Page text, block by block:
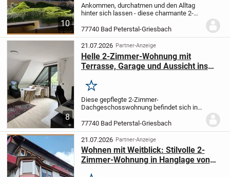
10
Ankommen, durchatmen und den Alltag
hinter sich lassen - diese charmante 2-
Aussichtslage von Bad Peterstal-
Griesbach vereint Wohnkomfort, Ruhe
und Natur auf ganz...
77740 Bad Peterstal-Griesbach
8
21.07.2026 Partner-Anzeige
Helle 2-Zimmer-Wohnung mit
Terrasse, Garage und Aussicht ins
Peterstal
Merken
Diese gepflegte 2-Zimmer-
Dachgeschosswohnung befindet sich in
16 Wohneinheiten in ruhiger Lage von Bad
Peterstal. Die Wohnung verfügt über ca.
67,97 m² Wohnfläche...
77740 Bad Peterstal-Griesbach
21.07.2026 Partner-Anzeige
Wohnen mit Weitblick: Stilvolle 2-
Zimmer-Wohnung in Hanglage von